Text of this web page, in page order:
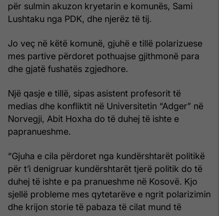
për sulmin akuzon kryetarin e komunës, Sami
Lushtaku nga PDK, dhe njerëz të tij.
Jo veç në këtë komunë, gjuhë e tillë polarizuese
mes partive përdoret pothuajse gjithmonë para
dhe gjatë fushatës zgjedhore.
Një qasje e tillë, sipas asistent profesorit të
medias dhe konfliktit në Universitetin “Adger” në
Norvegji, Abit Hoxha do të duhej të ishte e
papranueshme.
“Gjuha e cila përdoret nga kundërshtarët politikë
për t’i denigruar kundërshtarët tjerë politik do të
duhej të ishte e pa pranueshme në Kosovë. Kjo
sjellë probleme mes qytetarëve e ngrit polarizimin
dhe krijon storie të pabaza të cilat mund të